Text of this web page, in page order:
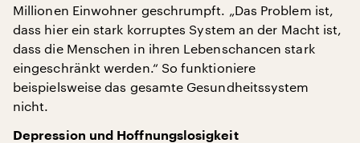
Millionen Einwohner geschrumpft. „Das Problem ist,
dass hier ein stark korruptes System an der Macht ist,
dass die Menschen in ihren Lebenschancen stark
eingeschränkt werden.“ So funktioniere
beispielsweise das gesamte Gesundheitssystem
nicht.
Depression und Hoffnungslosigkeit